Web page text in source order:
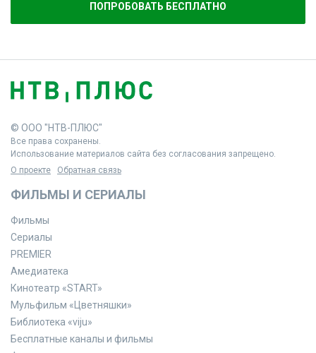
ПОПРОБОВАТЬ БЕСПЛАТНО
© ООО "НТВ-ПЛЮС"
Все права сохранены.
Использование материалов сайта без согласования запрещено.
О проекте
Обратная связь
ФИЛЬМЫ И СЕРИАЛЫ
Фильмы
Сериалы
PREMIER
Амедиатека
Кинотеатр «START»
Мульфильм «Цветняшки»
Библиотека «viju»
Бесплатные каналы и фильмы